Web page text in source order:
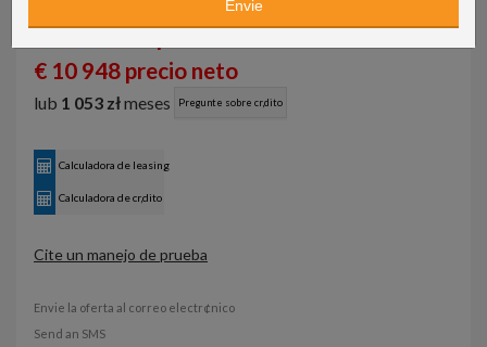
52 032 PLN precio neto
€ 10 948 precio neto
lub 1 053 złmeses Pregunte sobre cr‚dito
Calculadora de leasing
Calculadora de cr‚dito
Cite un manejo de prueba
Envie la oferta al correo electr¢nico
Send an SMS